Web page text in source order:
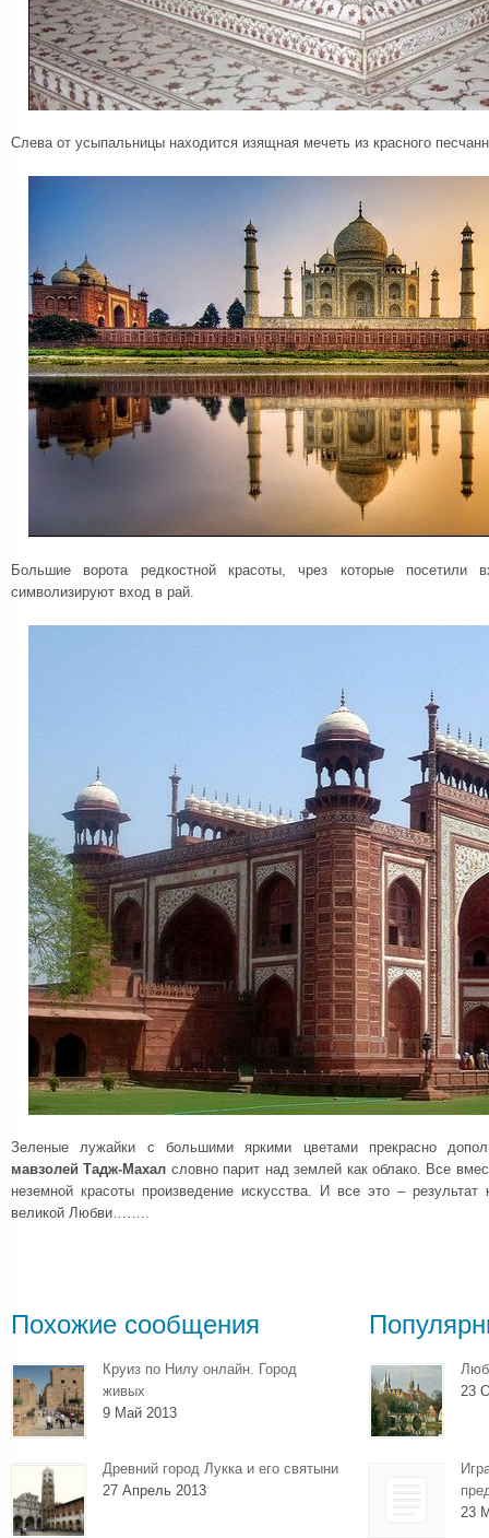
Слева от усыпальницы находится изящная мечеть из красного
Большие ворота редкостной красоты, чрез которые посетили
символизируют вход в рай.
Зеленые лужайки с большими яркими цветами прекрасно
мавзолей Тадж-Махал словно парит над землей как облако. Все
неземной красоты произведение искусства. И все это – результат
великой Любви……..
Похожие сообщения
Круиз по Нилу онлайн. Город
живых
9 Май 2013
Древний город Лукка и его святыни
27 Апрель 2013
23
23